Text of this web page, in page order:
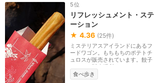
5位
リフレッシュメント・ステ
ーション
★ 4.36 (25件)
ミステリアスアイランドにあるフ
ードワゴン。もちもちのポテトチ
ュロスが販売されています。餃子
ドックは販売場所...
食べ歩き